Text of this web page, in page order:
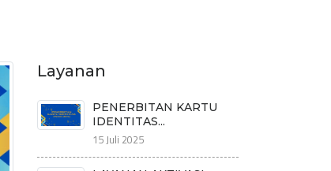
Layanan
PENERBITAN KARTU
IDENTITAS...
15 Juli 2025